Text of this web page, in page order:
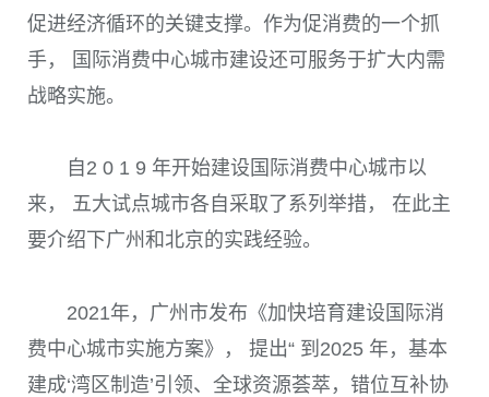
促进经济循环的关键支撑。作为促消费的一个抓
手， 国际消费中心城市建设还可服务于扩大内需
战略实施。
自 2 0 1 9 年开始建设国际消费中心城市以
来， 五大试点城市各自采取了系列举措， 在此主
要介绍下广州和北京的实践经验。
2021年，广州市发布《加快培育建设国际消
费中心城市实施方案》， 提出“ 到 2025 年，基本
建成‘湾区制造’引领、全球资源荟萃，错位互补协